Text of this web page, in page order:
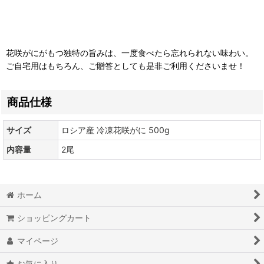
花咲がにがもつ独特の旨みは、一度食べたら忘れられない味わい。
ご自宅用はもちろん、ご贈答としても是非ご利用くださいませ！
商品仕様
サイズ
ロシア産 冷凍花咲がに 500g
内容量
2尾
ホーム
ショッピングカート
マイページ